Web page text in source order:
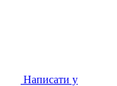
Написати у